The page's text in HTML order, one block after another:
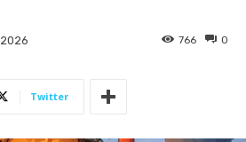
0
766
Twitter